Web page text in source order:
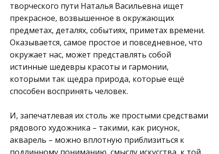
творческого пути Наталья Васильевна ищет
прекрасное, возвышенное в окружающих
предметах, деталях, событиях, приметах времени.
Оказывается, самое простое и повседневное, что
окружает нас, может представлять собой
истинные шедевры красоты и гармонии,
которыми так щедра природа, которые ещё
способен воспринять человек.
И, запечатлевая их столь же простыми средствами
рядового художника – такими, как рисунок,
акварель – можно вплотную приблизиться к